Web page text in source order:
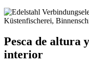
Pesca de altura
interior